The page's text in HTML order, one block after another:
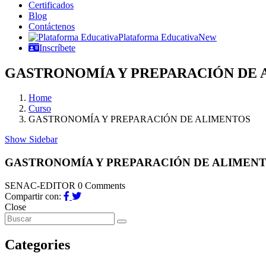
Certificados
Blog
Contáctenos
Plataforma EducativaNew
Inscríbete
GASTRONOMÍA Y PREPARACIÓN DE
Home
Curso
GASTRONOMÍA Y PREPARACIÓN DE ALIMENTOS
Show Sidebar
GASTRONOMÍA Y PREPARACIÓN DE
SENAC-EDITOR 0 Comments
Compartir con:
Close
Categories